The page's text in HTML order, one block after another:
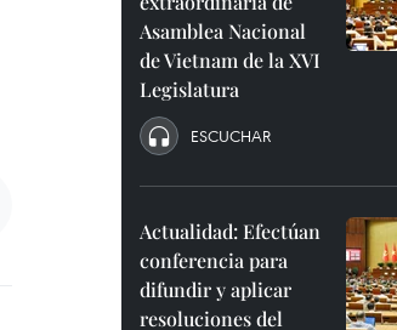
Asamblea Nacional
de Vietnam de la XVI
Legislatura
ESCUCHAR
Actualidad: Efectúan
conferencia para
difundir y aplicar
resoluciones del